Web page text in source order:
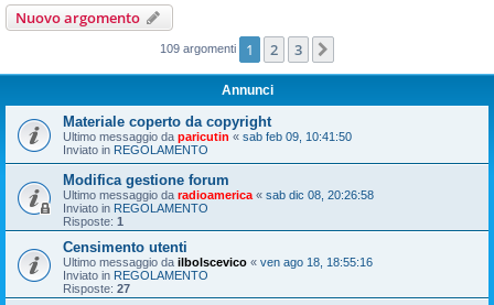
Nuovo argomento
109 argomenti 1 2 3
Annunci
Materiale coperto da copyright
Ultimo messaggio da paricutin « sab feb 09, 10:41:50
Inviato in REGOLAMENTO
Modifica gestione forum
Ultimo messaggio da radioamerica « sab dic 08, 20:26:58
Inviato in REGOLAMENTO
Risposte: 1
Censimento utenti
Ultimo messaggio da ilbolscevico « ven ago 18, 18:55:16
Inviato in REGOLAMENTO
Risposte: 27